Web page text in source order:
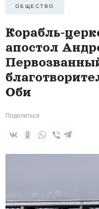
ОБЩЕСТВО
Корабль-
апостол
Оби
Поделиться